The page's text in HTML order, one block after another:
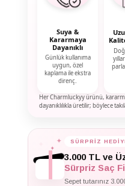
Suya &
Kararmaya
Dayanıklı
Günlük kullanıma
uygun, özel
kaplama ile ekstra
direnç.
Her Charmluckyy ürünü,
dayanıklılıkla üretilir; böylece
✦ SÜRPRİZ
3.000 TL ve
Sürpriz Saç
Sepet tutarınız